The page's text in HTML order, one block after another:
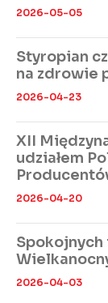
2026-05-05
Styropian
na zdrowie
2026-04-23
XII
udziałem
2026-04-20
Spokojnych
2026-04-03